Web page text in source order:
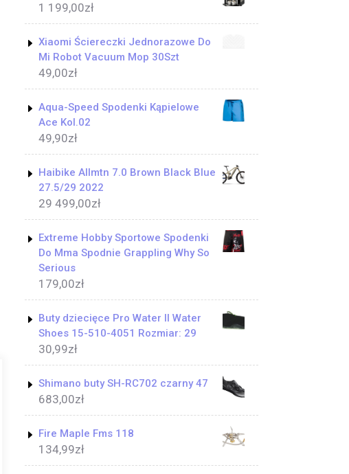
1 199,00zł
Xiaomi Ściereczki Jednorazowe Do
Mi Robot Vacuum Mop 30Szt
49,00zł
Aqua-Speed Spodenki Kąpielowe
Ace Kol.02
49,90zł
Haibike Allmtn 7.0 Brown Black Blue
27.5/29 2022
29 499,00zł
Extreme Hobby Sportowe Spodenki
Do Mma Spodnie Grappling Why So
Serious
179,00zł
Buty dziecięce Pro Water II Water
Shoes 15-510-4051 Rozmiar: 29
30,99zł
Shimano buty SH-RC702 czarny 47
683,00zł
Fire Maple Fms 118
134,99zł